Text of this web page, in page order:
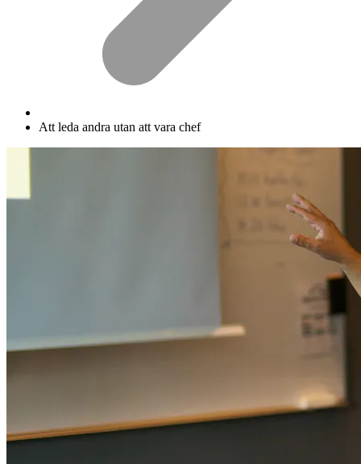
Att leda andra utan att vara chef